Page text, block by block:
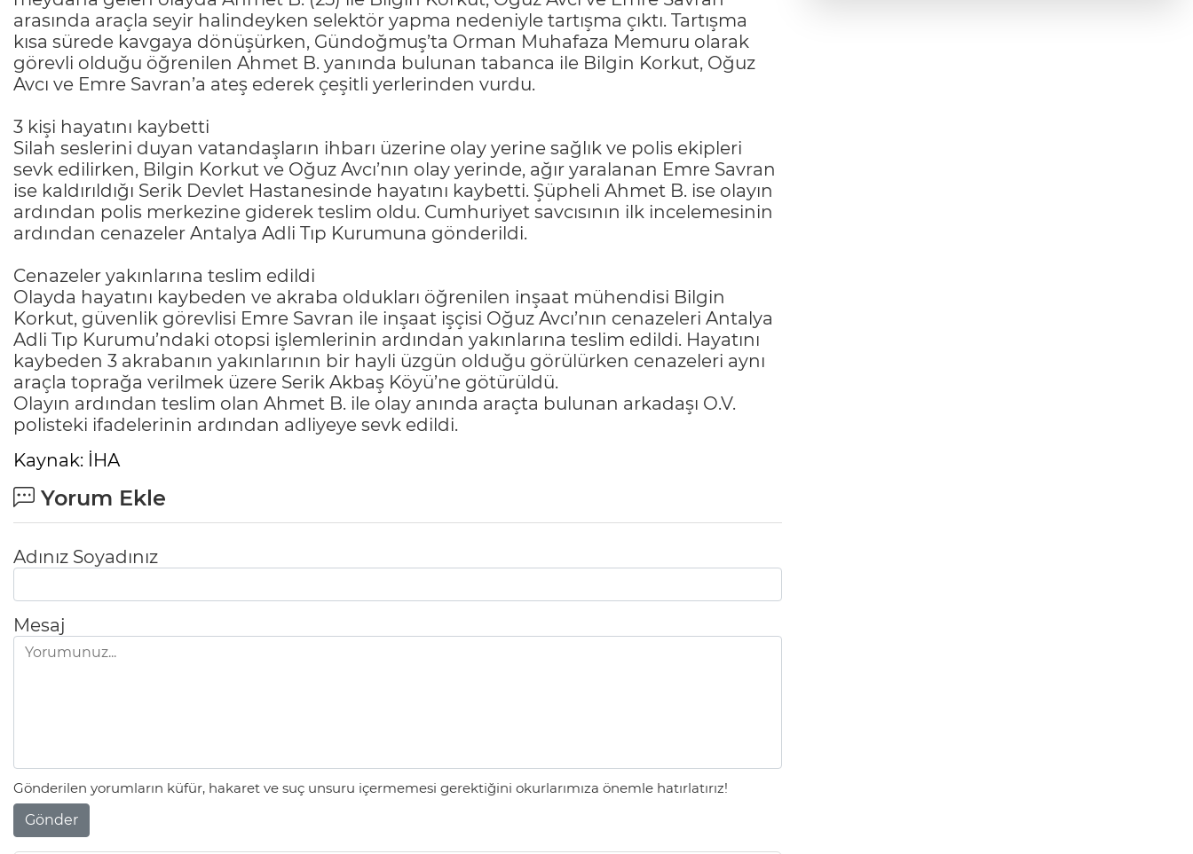
arasında araçla seyir halindeyken selektör yapma nedeniyle tartışma çıktı. Tartışma
kısa sürede kavgaya dönüşürken, Gündoğmuş’ta Orman Muhafaza Memuru olarak
görevli olduğu öğrenilen Ahmet B. yanında bulunan tabanca ile Bilgin Korkut, Oğuz
Avcı ve Emre Savran’a ateş ederek çeşitli yerlerinden vurdu.
3 kişi hayatını kaybetti
Silah seslerini duyan vatandaşların ihbarı üzerine olay yerine sağlık ve polis ekipleri
sevk edilirken, Bilgin Korkut ve Oğuz Avcı’nın olay yerinde, ağır yaralanan Emre Savran
ise kaldırıldığı Serik Devlet Hastanesinde hayatını kaybetti. Şüpheli Ahmet B. ise olayın
ardından polis merkezine giderek teslim oldu. Cumhuriyet savcısının ilk incelemesinin
ardından cenazeler Antalya Adli Tıp Kurumuna gönderildi.
Cenazeler yakınlarına teslim edildi
Olayda hayatını kaybeden ve akraba oldukları öğrenilen inşaat mühendisi Bilgin
Korkut, güvenlik görevlisi Emre Savran ile inşaat işçisi Oğuz Avcı’nın cenazeleri Antalya
Adli Tıp Kurumu’ndaki otopsi işlemlerinin ardından yakınlarına teslim edildi. Hayatını
kaybeden 3 akrabanın yakınlarının bir hayli üzgün olduğu görülürken cenazeleri aynı
araçla toprağa verilmek üzere Serik Akbaş Köyü’ne götürüldü.
Olayın ardından teslim olan Ahmet B. ile olay anında araçta bulunan arkadaşı O.V.
polisteki ifadelerinin ardından adliyeye sevk edildi.
Kaynak: İHA
Yorum Ekle
Adınız Soyadınız
Mesaj
Gönderilen yorumların küfür, hakaret ve suç unsuru içermemesi gerektiğini okurlarımıza önemle hatırlatırız!
Gönder